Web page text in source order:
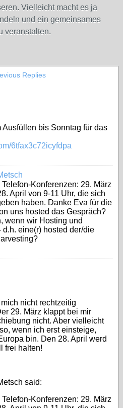
Vielleicht macht es ja
und ein gemeinsames
veranstalten.
Replies
Ausfüllen bis Sonntag für das
6tfax3c72icyfdpa
Konferenzen: 29. März
April von 9-11 Uhr, die sich
haben. Danke Eva für die
uns hosted das Gespräch?
wenn wir Hosting und
d.h. eine(r) hosted der/die
nicht rechtzeitig
29. März klappt bei mir
nicht. Aber vielleicht
wenn ich erst einsteige,
bin. Den 28. April werd
frei halten!
said:
Konferenzen: 29. März